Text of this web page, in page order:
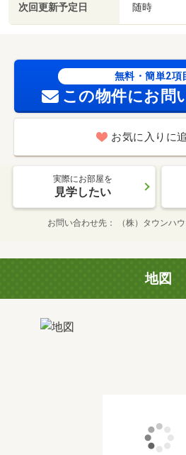
次回更新予定日 随時
無料・簡単2項
この物件にお問
お気に入りに
実際にお部屋を
見学したい
お問い合わせ先 （株）タウンハ
地図